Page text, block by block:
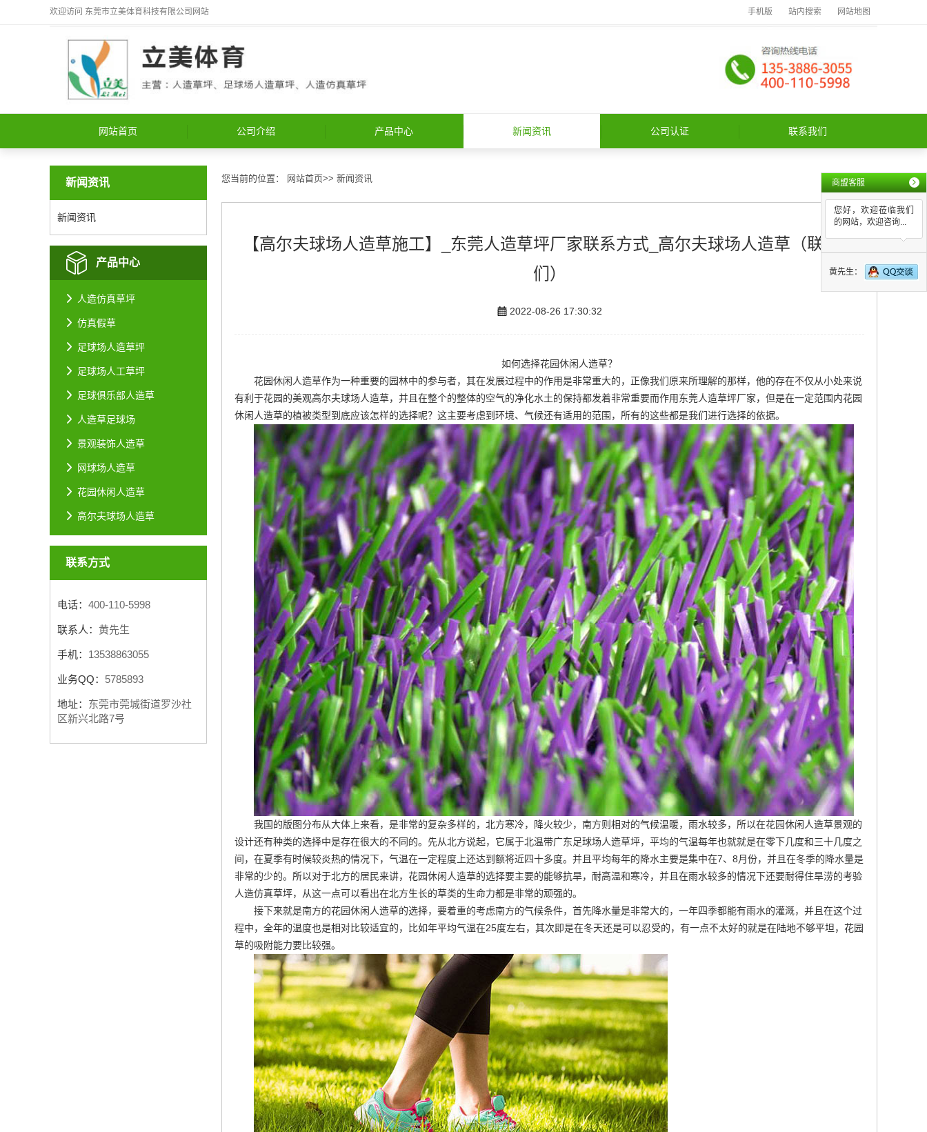
欢迎访问 东莞市立美体育科技有限公司 网站 手机版 站内搜索 网站地图
网站首页 公司介绍 产品中心 新闻资讯 公司认证 联系我们
新闻资讯
新闻资讯
产品中心
人造仿真草坪
仿真假草
足球场人造草坪
足球场人工草坪
足球俱乐部人造草
人造草足球场
景观装饰人造草
网球场人造草
花园休闲人造草
高尔夫球场人造草
联系方式
电话： 400-110-5998
联系人： 黄先生
手机： 13538863055
业务QQ： 5785893
地址： 东莞市莞城街道罗沙社
区新兴北路7号
您当前的位置： 网站首页>> 新闻资讯
【高尔夫球场人造草施工】_东莞人造草坪厂家联系方式_高尔夫球场人造草（联系我
们）
2022-08-26 17:30:32
如何选择花园休闲人造草？
花园休闲人造草作为一种重要的园林中的参与者，其在发展过程中的作用是非常重大的，正像我们原来所理解的那样，他的存在不仅从小处来说
有利于花园的美观高尔夫球场人造草，并且在整个的整体的空气的净化水土的保持都发着非常重要而作用东莞人造草坪厂家，但是在一定范围内花园
休闲人造草的植被类型到底应该怎样的选择呢？这主要考虑到环境、气候还有适用的范围，所有的这些都是我们进行选择的依据。
我国的版图分布从大体上来看，是非常的复杂多样的，北方寒冷，降火较少，南方则相对的气候温暖，雨水较多，所以在花园休闲人造草景观的
设计还有种类的选择中是存在很大的不同的。先从北方说起，它属于北温带广东足球场人造草坪，平均的气温每年也就就是在零下几度和三十几度之
间，在夏季有时候较炎热的情况下，气温在一定程度上还达到额将近四十多度。并且平均每年的降水主要是集中在7、8月份，并且在冬季的降水量是
非常的少的。所以对于北方的居民来讲，花园休闲人造草的选择要主要的能够抗旱，耐高温和寒冷，并且在雨水较多的情况下还要耐得住旱涝的考验
人造仿真草坪，从这一点可以看出在北方生长的草类的生命力都是非常的顽强的。
接下来就是南方的花园休闲人造草的选择，要着重的考虑南方的气候条件，首先降水量是非常大的，一年四季都能有雨水的灌溉，并且在这个过
程中，全年的温度也是相对比较适宜的，比如年平均气温在25度左右，其次即是在冬天还是可以忍受的，有一点不太好的就是在陆地不够平坦，花园
草的吸附能力要比较强。
商盟客服
您好，欢迎莅临我们
的网站，欢迎咨询...
黄先生：